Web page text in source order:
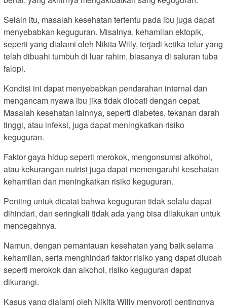
Selain itu, masalah kesehatan tertentu pada ibu juga dapat
menyebabkan keguguran. Misalnya, kehamilan ektopik,
seperti yang dialami oleh Nikita Willy, terjadi ketika telur yang
telah dibuahi tumbuh di luar rahim, biasanya di saluran tuba
falopi.
Kondisi ini dapat menyebabkan pendarahan internal dan
mengancam nyawa ibu jika tidak diobati dengan cepat.
Masalah kesehatan lainnya, seperti diabetes, tekanan darah
tinggi, atau infeksi, juga dapat meningkatkan risiko
keguguran.
Faktor gaya hidup seperti merokok, mengonsumsi alkohol,
atau kekurangan nutrisi juga dapat memengaruhi kesehatan
kehamilan dan meningkatkan risiko keguguran.
Penting untuk dicatat bahwa keguguran tidak selalu dapat
dihindari, dan seringkali tidak ada yang bisa dilakukan untuk
mencegahnya.
Namun, dengan pemantauan kesehatan yang baik selama
kehamilan, serta menghindari faktor risiko yang dapat diubah
seperti merokok dan alkohol, risiko keguguran dapat
dikurangi.
Kasus yang dialami oleh Nikita Willy menyoroti pentingnya